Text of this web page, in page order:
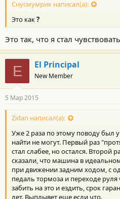
Снусмумрик написал(а):
Это как?
Это так, что я стал
E El Principal
New Member
5 Мар 2015
Zidan написал(а):
Уже 2 раза по этому поводу был
найти не могут. Первый раз
стал слабее, но остался. Второй
сказали, что машина в
при движении задним ходом, с
педаль тормоза и переходе
забить на это и ездить, срок
лет. Выплывет еще если что.